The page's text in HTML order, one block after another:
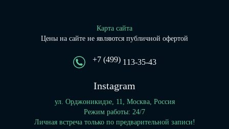
Карта сайта
Цены на сайте не являются публичной офертой
+7 (499)113-35-43
Instagram
ул. Орджоникидзе, 11, Москва, Россия
Режим работы: 24/7
Личная встреча только по предварительной записи!